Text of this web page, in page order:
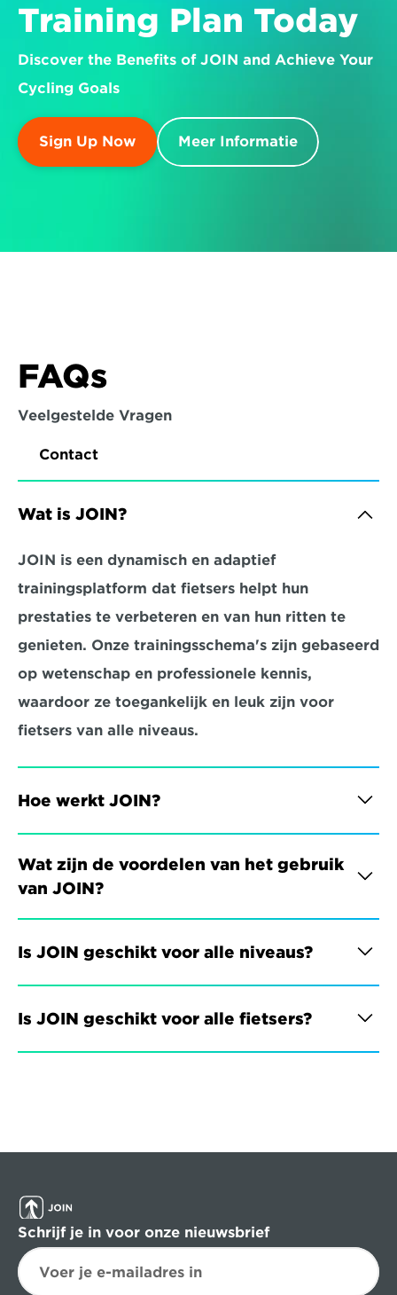
Training Plan Today
Discover the Benefits of JOIN and Achieve Your
Cycling Goals
Sign Up Now Meer Informatie
FAQs
Veelgestelde Vragen
Contact
Wat is JOIN?
JOIN is een dynamisch en adaptief
trainingsplatform dat fietsers helpt hun
prestaties te verbeteren en van hun ritten te
genieten. Onze trainingsschema's zijn gebaseerd
op wetenschap en professionele kennis,
waardoor ze toegankelijk en leuk zijn voor
fietsers van alle niveaus.
Hoe werkt JOIN?
Wat zijn de voordelen van het gebruik
van JOIN?
Is JOIN geschikt voor alle niveaus?
Is JOIN geschikt voor alle fietsers?
Schrijf je in voor onze nieuwsbrief